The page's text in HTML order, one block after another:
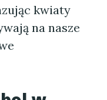
kwiaty
na nasze